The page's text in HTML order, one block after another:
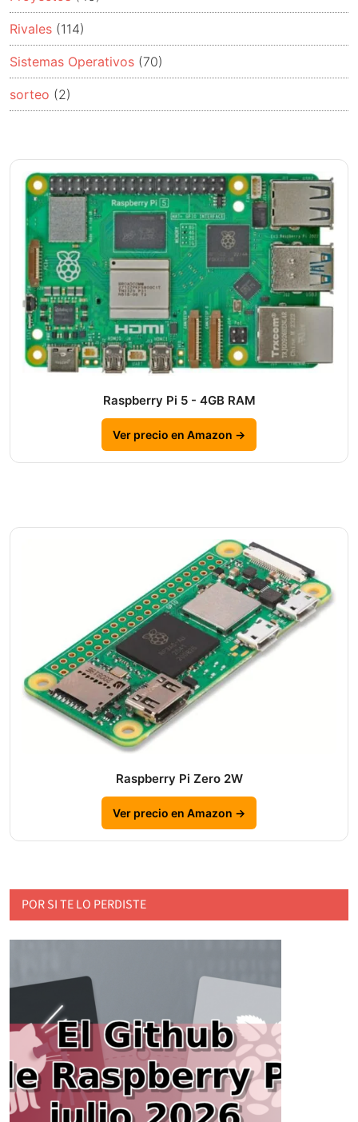
Rivales (114)
Sistemas Operativos (70)
sorteo (2)
Raspberry Pi 5 - 4GB RAM
Ver precio en Amazon →
Raspberry Pi Zero 2W
Ver precio en Amazon →
POR SI TE LO PERDISTE